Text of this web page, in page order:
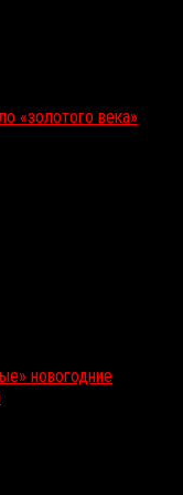
«золотого века»
новогодние